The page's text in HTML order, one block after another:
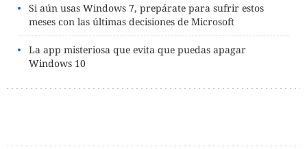
Si aún usas Windows 7, prepárate para sufrir estos
meses con las últimas decisiones de Microsoft
La app misteriosa que evita que puedas apagar
Windows 10